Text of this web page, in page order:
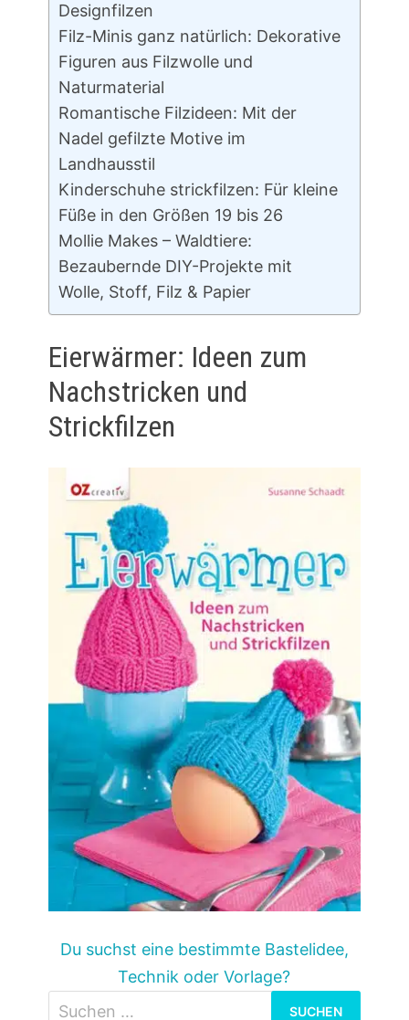
Designfilzen
Filz-Minis ganz natürlich: Dekorative
Figuren aus Filzwolle und
Naturmaterial
Romantische Filzideen: Mit der
Nadel gefilzte Motive im
Landhausstil
Kinderschuhe strickfilzen: Für kleine
Füße in den Größen 19 bis 26
Mollie Makes – Waldtiere:
Bezaubernde DIY-Projekte mit
Wolle, Stoff, Filz & Papier
Eierwärmer: Ideen zum
Nachstricken und
Strickfilzen
Du suchst eine bestimmte Bastelidee,
Technik oder Vorlage?